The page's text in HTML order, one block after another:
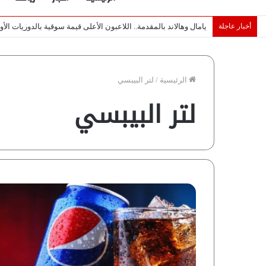
أخبار عاجلة خبراء لـ”شبكة رؤية”: «اتفاق مكة» يغيّر قواعد اللعبة بالشرق
الرئيسية / لتر البيبسي
لتر البيبسي